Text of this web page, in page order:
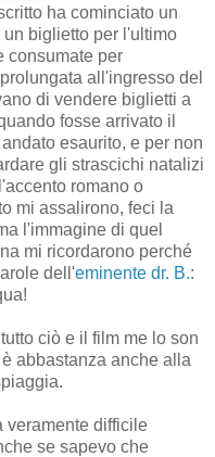
ha cominciato un
biglietto per l'ultimo
consumate per
all'ingresso del
di vendere biglietti a
fosse arrivato il
esaurito, e per non
gli strascichi natalizi
romano o
mi assalirono, feci la
l'immagine di quel
mi ricordarono perché
dell'eminente dr. B.:
ciò e il film me lo son
abbastanza anche alla
veramente difficile
se sapevo che